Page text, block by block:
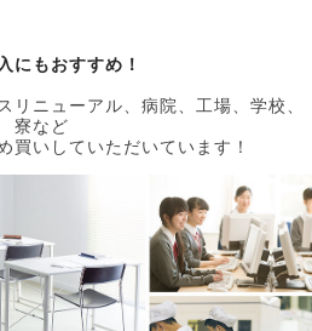
にもおすすめ！
リニューアル、病院、工場、学校、
寮など
買いしていただいています！